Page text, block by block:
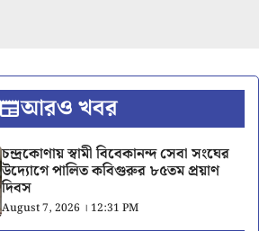
আরও খবর
চন্দ্রকোণায় স্বামী বিবেকানন্দ সেবা সংঘের
উদ্যোগে পালিত কবিগুরুর ৮৫তম প্রয়াণ
দিবস
August 7, 2026 । 12:31 PM